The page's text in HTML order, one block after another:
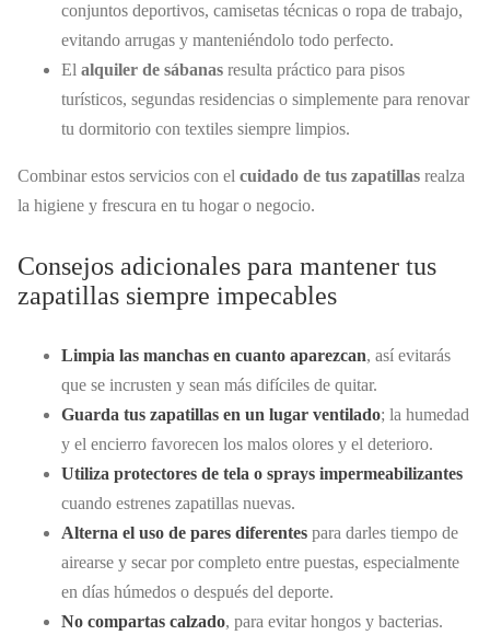
conjuntos deportivos, camisetas técnicas o ropa de trabajo,
evitando arrugas y manteniéndolo todo perfecto.
El alquiler de sábanas resulta práctico para pisos
turísticos, segundas residencias o simplemente para renovar
tu dormitorio con textiles siempre limpios.
Combinar estos servicios con el cuidado de tus zapatillas realza
la higiene y frescura en tu hogar o negocio.
Consejos adicionales para mantener tus
zapatillas siempre impecables
Limpia las manchas en cuanto aparezcan, así evitarás
que se incrusten y sean más difíciles de quitar.
Guarda tus zapatillas en un lugar ventilado; la humedad
y el encierro favorecen los malos olores y el deterioro.
Utiliza protectores de tela o sprays impermeabilizantes
cuando estrenes zapatillas nuevas.
Alterna el uso de pares diferentes para darles tiempo de
airearse y secar por completo entre puestas, especialmente
en días húmedos o después del deporte.
No compartas calzado, para evitar hongos y bacterias.